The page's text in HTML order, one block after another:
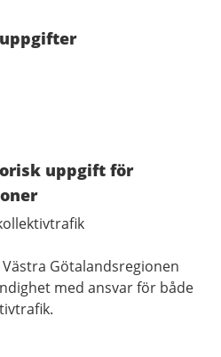
uppgift för
Götalandsregionen
med ansvar för både